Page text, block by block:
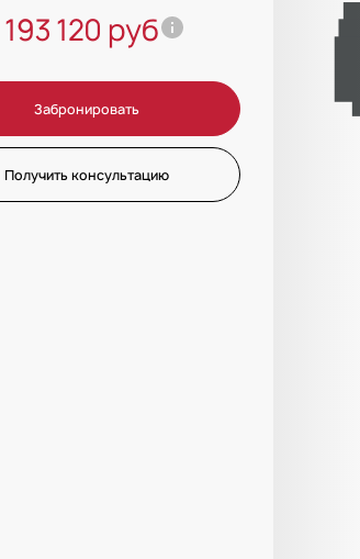
120 руб
Забронировать
Получить консультацию